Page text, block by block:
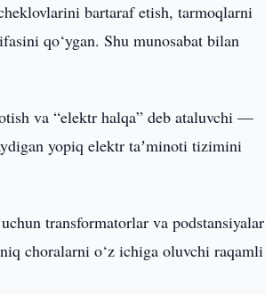
bartaraf etish, tarmoqlarni
qo‘ygan. Shu munosabat bilan
va “elektr halqa” deb ataluvchi —
yopiq elektr taʼminoti tizimini
transformatorlar va podstansiyalar
choralarni o‘z ichiga oluvchi raqamli